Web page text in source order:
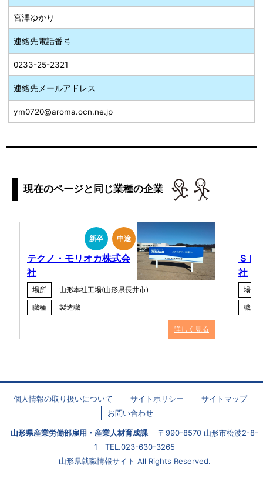
宮澤ゆかり
連絡先電話番号
0233-25-2321
連絡先メールアドレス
ym0720@aroma.ocn.ne.jp
現在のページと同じ業種の企業
新卒 中途
テクノ・モリオカ株式会
社
場所
山形本社工場(山形県長井市)
職種
製造職
詳しく見る
ＳＨ
社
場所
職種
個人情報の取り扱いについて サイトポリシー
サイトマップ
お問い合わせ
山形県産業労働部雇用・産業人材育成課 〒990-8570 山形市松波2-8-
1 TEL.023-630-3265
山形県就職情報サイト All Rights Reserved.